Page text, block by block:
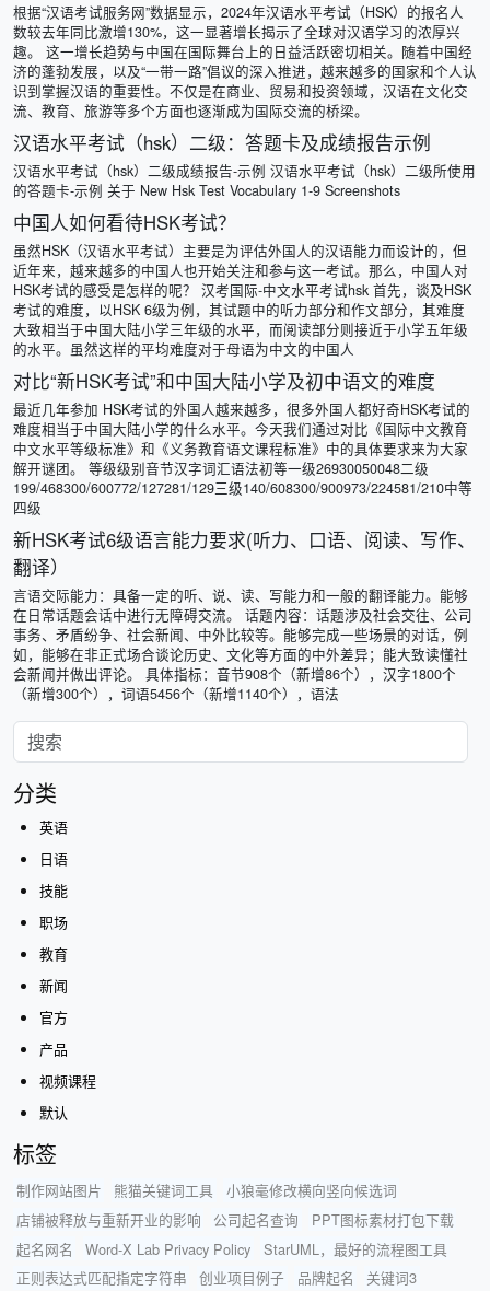
根据“汉语考试服务网”数据显示，2024年汉语水平考试（HSK）的报名人
数较去年同比激增130%，这一显著增长揭示了全球对汉语学习的浓厚兴
趣。 这一增长趋势与中国在国际舞台上的日益活跃密切相关。随着中国经
济的蓬勃发展，以及“一带一路”倡议的深入推进，越来越多的国家和个人认
识到掌握汉语的重要性。不仅是在商业、贸易和投资领域，汉语在文化交
流、教育、旅游等多个方面也逐渐成为国际交流的桥梁。
汉语水平考试（hsk）二级：答题卡及成绩报告示例
汉语水平考试（hsk）二级成绩报告-示例 汉语水平考试（hsk）二级所使用
的答题卡-示例 关于 New Hsk Test Vocabulary 1-9 Screenshots
中国人如何看待HSK考试？
虽然HSK（汉语水平考试）主要是为评估外国人的汉语能力而设计的，但
近年来，越来越多的中国人也开始关注和参与这一考试。那么，中国人对
HSK考试的感受是怎样的呢？ 汉考国际-中文水平考试hsk 首先，谈及HSK
考试的难度，以HSK 6级为例，其试题中的听力部分和作文部分，其难度
大致相当于中国大陆小学三年级的水平，而阅读部分则接近于小学五年级
的水平。虽然这样的平均难度对于母语为中文的中国人
对比“新HSK考试”和中国大陆小学及初中语文的难度
最近几年参加 HSK考试的外国人越来越多，很多外国人都好奇HSK考试的
难度相当于中国大陆小学的什么水平。今天我们通过对比《国际中文教育
中文水平等级标准》和《义务教育语文课程标准》中的具体要求来为大家
解开谜团。 等级级别音节汉字词汇语法初等一级26930050048二级
199/468300/600772/127281/129三级140/608300/900973/224581/210中等
四级
新HSK考试6级语言能力要求(听力、口语、阅读、写作、
翻译）
言语交际能力：具备一定的听、说、读、写能力和一般的翻译能力。能够
在日常话题会话中进行无障碍交流。 话题内容：话题涉及社会交往、公司
事务、矛盾纷争、社会新闻、中外比较等。能够完成一些场景的对话，例
如，能够在非正式场合谈论历史、文化等方面的中外差异；能大致读懂社
会新闻并做出评论。 具体指标：音节908个（新增86个），汉字1800个
（新增300个），词语5456个（新增1140个），语法
分类
英语
日语
技能
职场
教育
新闻
官方
产品
视频课程
默认
标签
制作网站图片 熊猫关键词工具
小狼毫修改横向竖向候选词
店铺被释放与重新开业的影响
公司起名查询
PPT图标素材打包下载
起名网名
Word-X Lab Privacy Policy
StarUML，最好的流程图工具
正则表达式匹配指定字符串
创业项目例子 品牌起名 关键词3